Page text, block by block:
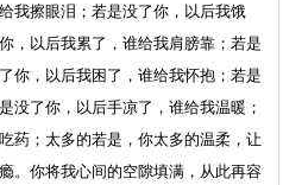
擦眼泪；若是没了你，以后我饿
，以后我累了，谁给我肩膀靠；若是
你，以后我困了，谁给我怀抱；若是
没了你，以后手凉了，谁给我温暖；
药；太多的若是，你太多的温柔，让
。你将我心间的空隙填满，从此再容